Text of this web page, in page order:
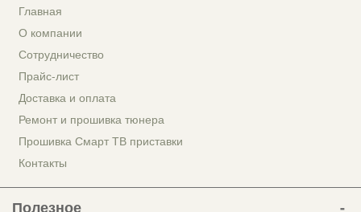
Главная
О компании
Сотрудничество
Прайс-лист
Доставка и оплата
Ремонт и прошивка тюнера
Прошивка Смарт ТВ приставки
Контакты
Полезное